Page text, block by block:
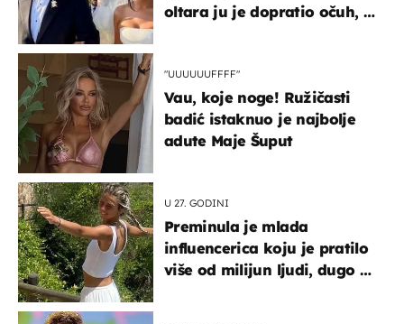
oltara ju je dopratio očuh, a
"UUUUUUFFFF"
Vau, koje noge! Ružičasti
badić istaknuo je najbolje
adute Maje Šuput
U 27. GODINI
Preminula je mlada
influencerica koju je pratilo
više od milijun ljudi, dugo se